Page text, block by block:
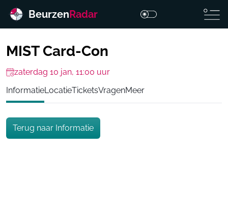
BeurzenRadar
MIST Card-Con
zaterdag 10 jan, 11:00 uur
InformatieLocatieTicketsVragenMeer
Terug naar Informatie